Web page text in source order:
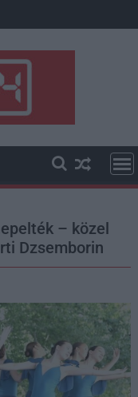
– közel
Dzsemborin